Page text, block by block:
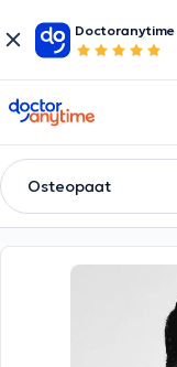
Doctoranytime
doctoranytime
Osteopaat